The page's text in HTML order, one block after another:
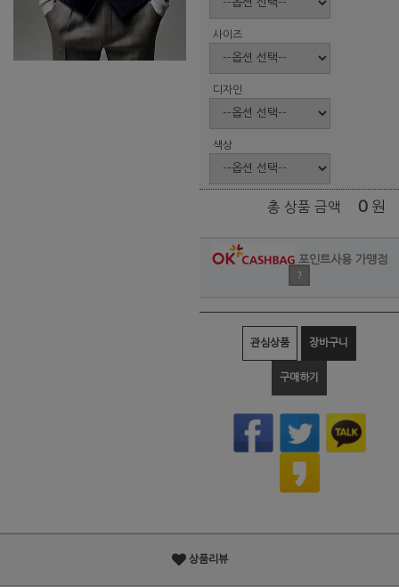
사이즈
디자인
색상
총 상품 금액 0 원
포인트사용 가맹점
?
관심상품 장바구니
구매하기
상품리뷰